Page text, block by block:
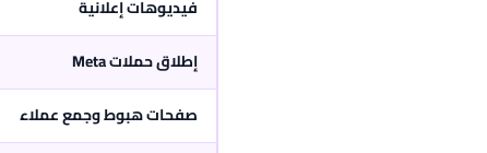
فيديوهات إعلانية
إطلاق حملات Meta
صفحات هبوط وجمع عملاء